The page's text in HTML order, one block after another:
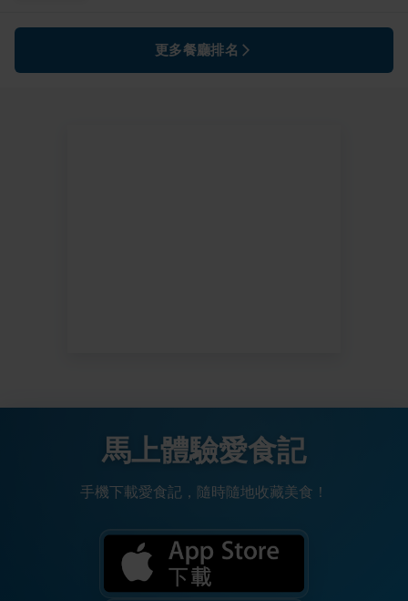
更多餐廳排名
馬上體驗愛食記
手機下載愛食記，隨時隨地收藏美食！